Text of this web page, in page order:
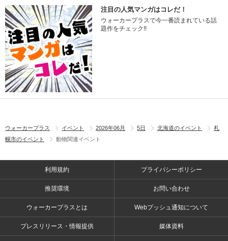
注目の人気マンガはコレだ！
ウォーカープラスで今一番読まれている話
題作をチェック!!
ウォーカープラス イベント 2026年06月 5日 北海道のイベント
札
幌市のイベント
動物関連イベント
利用規約 プライバシーポリシー
推奨環境 お問い合わせ
ウォーカープラスとは Webプッシュ通知について
プレスリリース・情報提供 媒体資料